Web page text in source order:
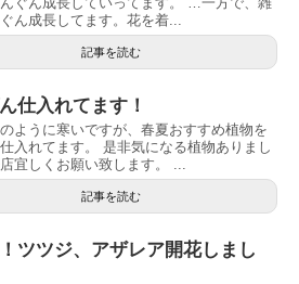
ん成長してます。花を着...
記事を読む
仕入れてます！
ように寒いですが、春夏おすすめ植物を
入れてます。 是非気になる植物ありまし
宜しくお願い致します。 ...
記事を読む
ツツジ、アザレア開花しまし